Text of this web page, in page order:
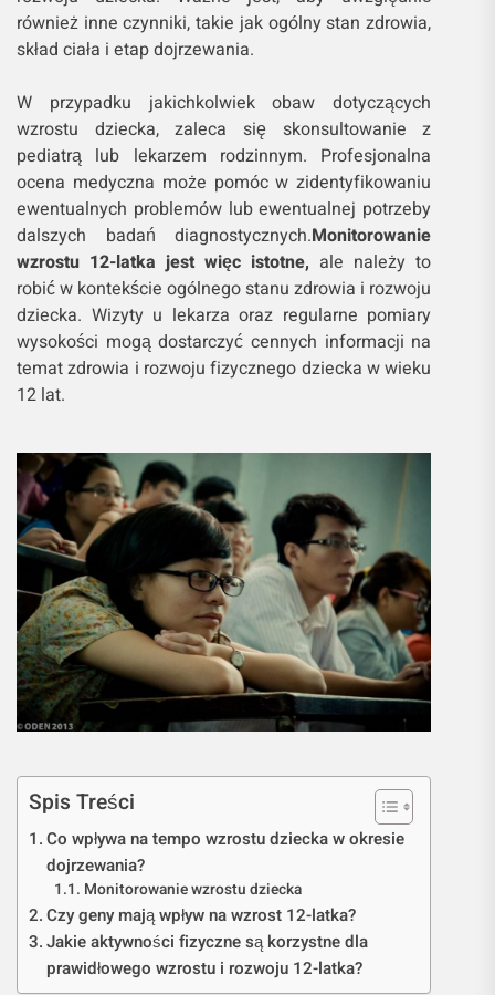
również inne czynniki, takie jak ogólny stan zdrowia,
skład ciała i etap dojrzewania.
W przypadku jakichkolwiek obaw dotyczących
wzrostu dziecka, zaleca się skonsultowanie z
pediatrą lub lekarzem rodzinnym. Profesjonalna
ocena medyczna może pomóc w zidentyfikowaniu
ewentualnych problemów lub ewentualnej potrzeby
dalszych badań diagnostycznych.Monitorowanie
wzrostu 12-latka jest więc istotne, ale należy to
robić w kontekście ogólnego stanu zdrowia i rozwoju
dziecka. Wizyty u lekarza oraz regularne pomiary
wysokości mogą dostarczyć cennych informacji na
temat zdrowia i rozwoju fizycznego dziecka w wieku
12 lat.
Spis Treści
Co wpływa na tempo wzrostu dziecka w okresie
dojrzewania?
Monitorowanie wzrostu dziecka
Czy geny mają wpływ na wzrost 12-latka?
Jakie aktywności fizyczne są korzystne dla
prawidłowego wzrostu i rozwoju 12-latka?